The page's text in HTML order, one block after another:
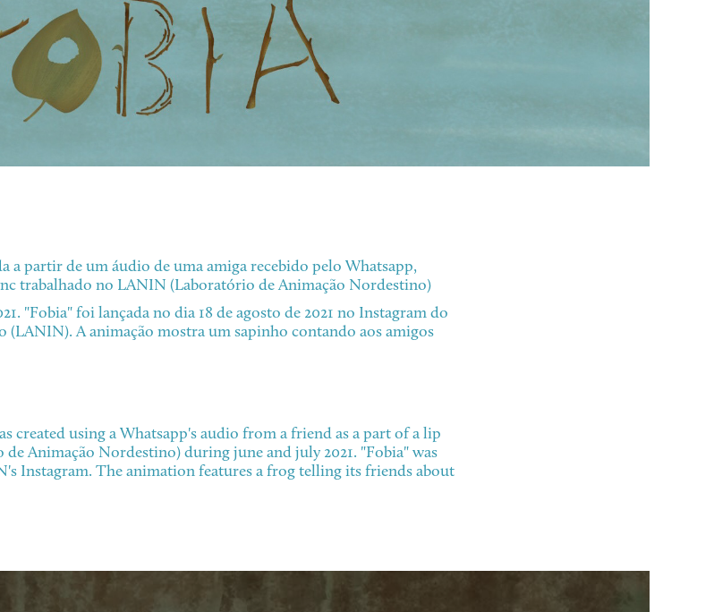
a partir de um áudio de uma amiga recebido pelo Whatsapp,
trabalhado no LANIN (Laboratório de Animação Nordestino)
"Fobia" foi lançada no dia 18 de agosto de 2021 no Instagram do
A animação mostra um sapinho contando aos amigos
created using a Whatsapp's audio from a friend as a part of a lip
Animação Nordestino) during june and july 2021. "Fobia" was
Instagram. The animation features a frog telling its friends about